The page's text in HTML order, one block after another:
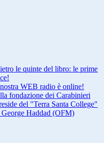
le quinte del libro: le prime
WEB radio è online!
fondazione dei Carabinieri
del "Terra Santa College"
Haddad (OFM)